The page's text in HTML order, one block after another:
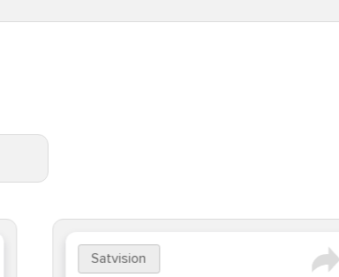
Satvision